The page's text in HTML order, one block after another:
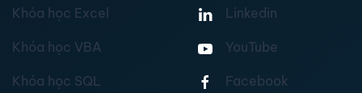
Khóa học Excel
Khóa học VBA
Khóa học SQL
Linkedin
YouTube
Facebook